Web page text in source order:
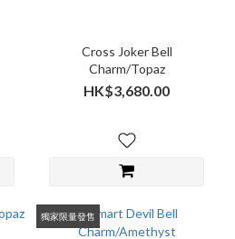
Cross Joker Bell
Charm/Topaz
HK$3,680.00
獨家限量發售